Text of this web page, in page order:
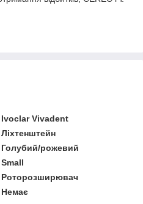
Ivoclar Vіvadent
Ліхтенштейн
Голубий/рожевий
Small
Роторозширювач
Немає